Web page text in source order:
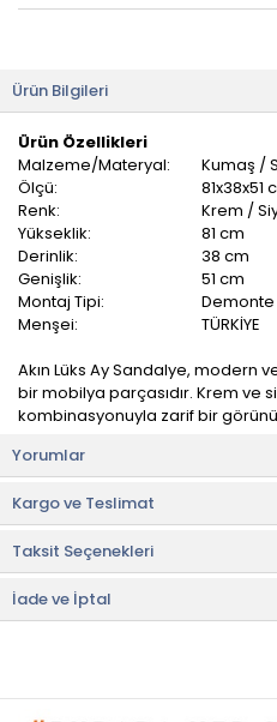
Ürün Bilgileri
Ürün Özellikleri
Malzeme/Materyal:
Kumaş /
Ölçü:
81x38x51
Renk:
Krem /
Yükseklik:
81 cm
Derinlik:
38 cm
Genişlik:
51 cm
Montaj Tipi:
Demonte
Menşei:
TÜRKİYE
Akın Lüks Ay Sandalye, modern
bir mobilya parçasıdır. Krem ve
kombinasyonuyla zarif bir
Oturma odası, yatak odası,
alanında kullanılabilir. Hem ev
seçimdir.
Malzeme
• Sırt: 10 mm dolu demir
• Oturak: 18mm sunta levha üzeri
• Ürün demonte olarak
Yorumlar
Kargo ve Teslimat
Taksit Seçenekleri
İade ve İptal